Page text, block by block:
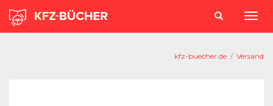
kfz-buecher.de / Versand